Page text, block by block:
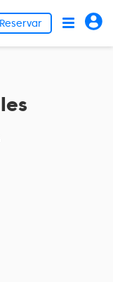
Reservar